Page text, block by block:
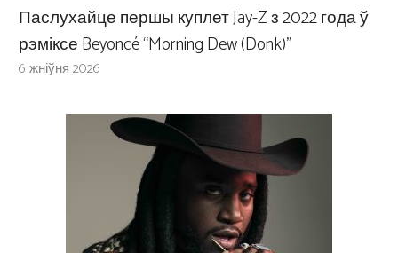
Паслухайце першы куплет Jay-Z з 2022 года ў
рэміксе Beyoncé “Morning Dew (Donk)”
6 жніўня 2026